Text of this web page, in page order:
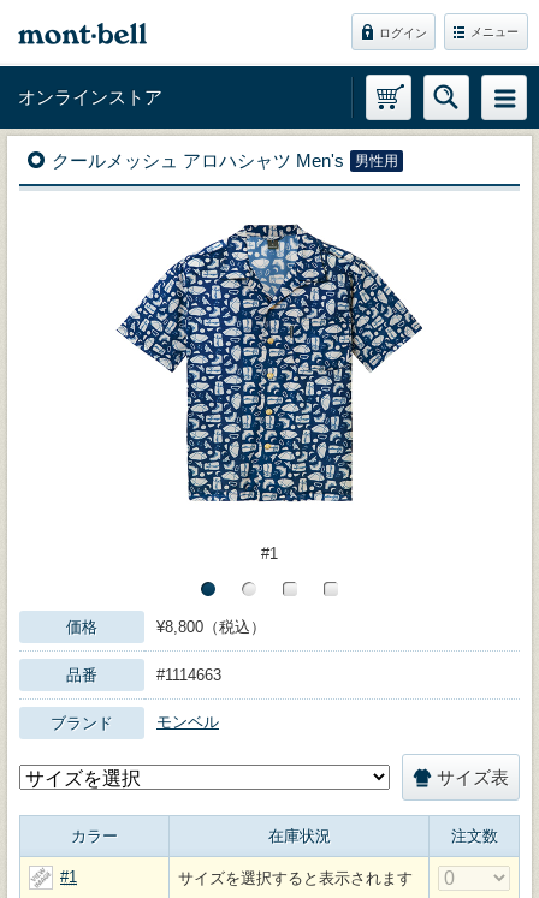
ログイン メニュー
オンラインストア
クールメッシュ アロハシャツ Men's 男性用
#1
価格 ¥8,800（税込）
品番 #1114663
ブランド モンベル
サイズ表
カラー 在庫状況 注文数
#1 サイズを選択すると表示されます